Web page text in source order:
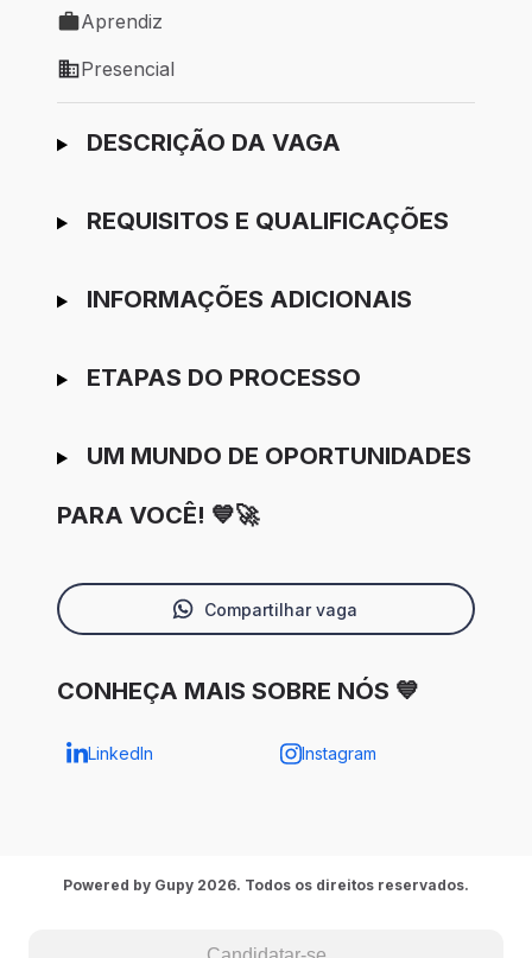
Tipo de vaga: Aprendiz
Aprendiz
Modelo de trabalho: Presencial
Presencial
Ir para candidatura
DESCRIÇÃO DA VAGA
REQUISITOS E QUALIFICAÇÕES
INFORMAÇÕES ADICIONAIS
ETAPAS DO PROCESSO
UM MUNDO DE OPORTUNIDADES
PARA VOCÊ! 💙🚀
Compartilhar vaga
CONHEÇA MAIS SOBRE NÓS 💙
LinkedIn Instagram
Powered by Gupy 2026. Todos os direitos reservados.